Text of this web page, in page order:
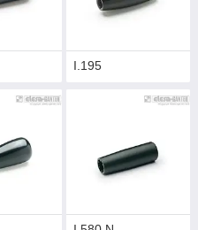
I.195